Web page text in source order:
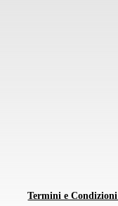
Termini e Condizioni